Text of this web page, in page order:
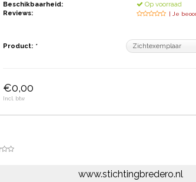
Beschikbaarheid:
Op voorraad
Reviews:
| Je
Product: *
€0,00
Incl. btw
www.stichtingbredero.nl